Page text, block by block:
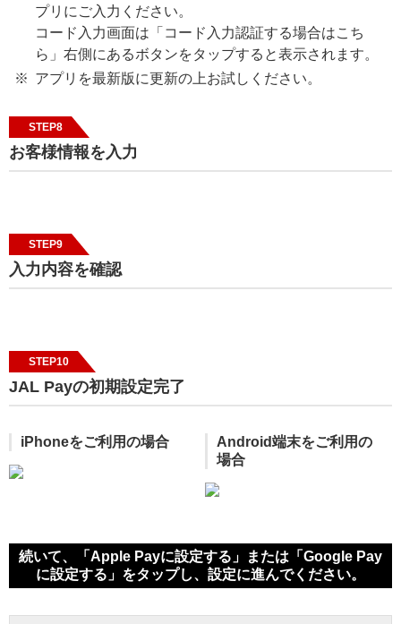
プリにご入力ください。
コード入力画面は「コード入力認証する場合はこち
ら」右側にあるボタンをタップすると表示されます。
アプリを最新版に更新の上お試しください。
STEP8
お客様情報を入力
STEP9
入力内容を確認
STEP10
JAL Payの初期設定完了
iPhoneをご利用の場合
Android端末をご利用の
場合
続いて、「Apple Payに設定する」または「Google Pay
に設定する」をタップし、設定に進んでください。